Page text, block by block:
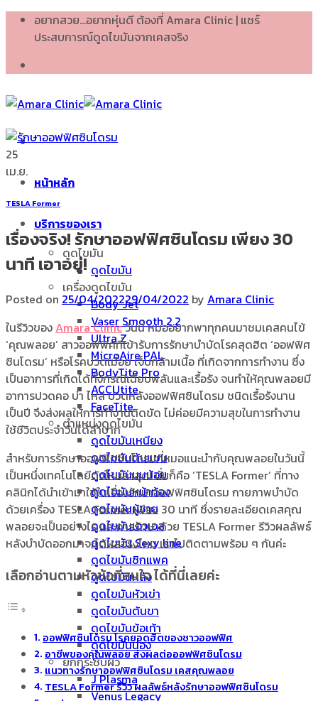
Skip อยากสวย...อยากหุ่นดี ต้องที่ Amara Clinic | แชร์
ประสบการณ์ดูดไขมันจากเคสจริง
หน้าหลัก
บริการของเรา
ดูดไขมัน
ดูดไขมัน
เครื่องดูดไขมัน
Body Jet
Vaser Smooth 2.2
Ultra Z
MicroAire PAL
BodyTite Pro
ACCUtite
FaceTite
ตำแหน่งดูดไขมัน
ดูดไขมันเหนียง
ดูดไขมันต้นแขน
ดูดไขมันนมน้อย
ดูดไขมันหน้าท้อง
ดูดไขมันผู้ชาย
ดูดไขมันเอวเอส
ดูดไขมัน Sexy line
ดูดไขมันซิกแพค
ดูดไขมันหลัง
ดูดไขมันหัวเข่า
ดูดไขมันต้นขา
ดูดไขมันข้อเท้า
ดูดไขมันน่อง
ยกกระชับผิว
J Plasma
Venus Legacy
25
เม.ย.
TESLA Former
เรื่องจริง! รักษาออฟฟิศซินโดรม เพียง 30
นาที เอาอยู่!
Posted on 25/04/202229/04/2022 by Amara Clinic
ในรีวิวของ Amara Clinicวันนี้ หมออยากพาทุกคนมาชมเคสคนไข้
‘คุณพลอย’ สาวออฟฟิศที่เข้ารับการรักษาบำบัดโรคสุดฮิต ‘ออฟฟิศ
ซินโดรม’ หรือโรคปวดเมื่อย เจ็บกล้ามเนื้อ ที่เกิดจากการทำงาน ซึ่ง
เป็นอาการที่เกิดได้ทั้งกรณีเฉียบพลันและเรื้อรัง จนทำให้คุณพลอยมี
อาการปวดคอ บ่า ไหล่ ปวดหลังออฟฟิศซินโดรม ชนิดเรื้อรังนาน
เป็นปี จึงส่งผลให้การทำงานติดขัด ไม่ค่อยมีความสุขในการทำงาน
ใช้ชีวิตประจำวันได้ลำบาก
สำหรับการรักษาออฟฟิศซินโดรมที่หมอแนะนำกับคุณพลอยในวันนี้
เป็นหนึ่งเทคโนโลยีตัวใหม่ล่าสุด! นั่นก็คือ ‘TESLA Former’ ที่ทาง
คลินิกได้นำเข้ามาใช้ในเรื่องรักษาออฟฟิศซินโดรม กายภาพบำบัด
ด้วยเครื่อง TESLA Former เพียง 30 นาที ซึ่งรายละเอียดเคสคุณ
พลอยจะเป็นอย่างไร และการรักษาด้วย TESLA Former รีวิวผลลัพธ์
หลังบำบัดออกมาจะได้ผลจริงไหม เราไปติดตามพร้อม ๆ กันค่ะ
เลือกอ่านตามหัวข้อที่สนใจ ได้ที่นี่เลยค่ะ
ออฟฟิศซินโดรม โรคยอดฮิตของชาวออฟฟิศ
อาชีพของคุณพลอย ส่งผลต่อออฟฟิศซินโดรม
แนวทางรักษาออฟฟิศซินโดรม เคสคุณพลอย
TESLA Former รีวิว ผลลัพธ์หลังรักษาออฟฟิศซินโดรม